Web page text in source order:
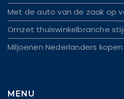
Met de auto van de zaak op
Omzet thuiswinkelbranche
Miljoenen Nederlanders
MENU